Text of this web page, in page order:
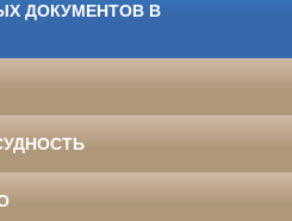
ДОКУМЕНТОВ В